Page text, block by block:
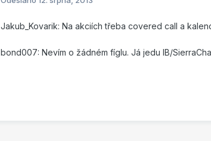
Jakub_Kovarik: Na akciích třeba covered call a
bond007: Nevím o žádném fíglu. Já jedu IB/